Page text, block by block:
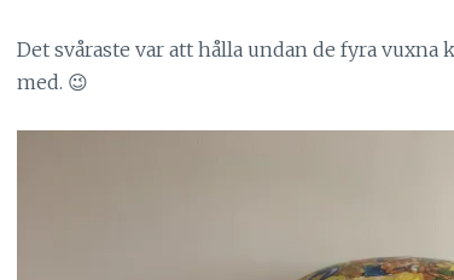
Det svåraste var att hålla undan de fyra vuxna
med. 😉